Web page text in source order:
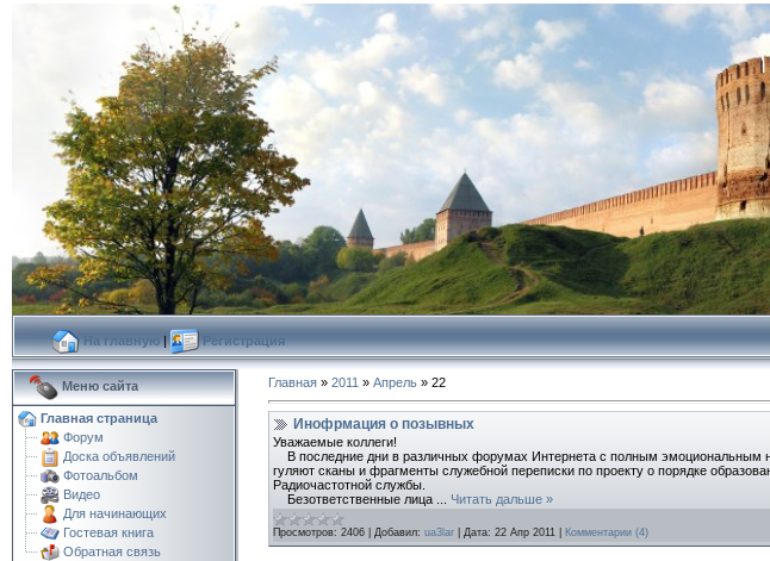
На главную| Регистрация
Меню сайта
Главная страница
Форум
Доска объявлений
Фотоальбом
Видео
Для начинающих
Гостевая книга
Обратная связь
Главная » 2011 » Апрель » 22
Инофрмация о позывных
Уважаемые коллеги!
В последние дни в различных форумах Интернета с полным
гуляют сканы и фрагменты служебной переписки по проекту о порядке
Радиочастотной службы.
Безответственные лица
Читать дальше »
Просмотров: 2406 Добавил: ua3lar Дата: 22 Апр 2011 Комментарии (4)